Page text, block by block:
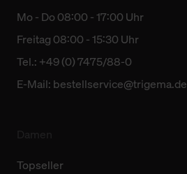
Mo - Do 08:00 - 17:00 Uhr
Freitag 08:00 - 15:30 Uhr
Tel.: +49 (0) 7475/88-0
E-Mail: bestellservice@trigema.de
Topseller